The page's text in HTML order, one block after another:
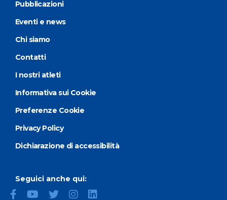
Pubblicazioni
Eventi e news
Chi siamo
Contatti
I nostri atleti
Informativa sui Cookie
Preferenze Cookie
Privacy Policy
Dichiarazione di accessibilità
Seguici anche qui: